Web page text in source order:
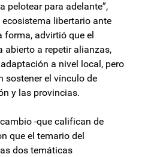
pelotear para adelante”,
libertario ante
forma, advirtió que el
abierto a repetir alianzas,
a nivel local, pero
sostener el vínculo de
y las provincias.
-que califican de
que el temario del
dos temáticas